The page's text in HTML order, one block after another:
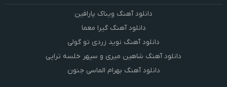
دانلود آهنگ ویناک پارافین
دانلود آهنگ گیرا معما
دانلود آهنگ نوید زردی تو گولی
دانلود آهنگ شاهین میری و سپهر خلسه تراپی
دانلود آهنگ بهرام الماسی جنون